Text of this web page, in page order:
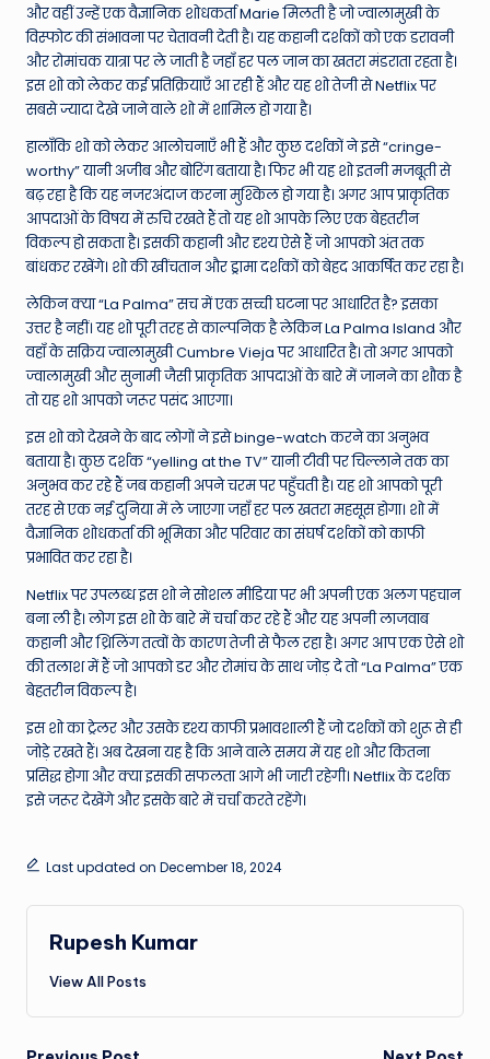
और वहीं उन्हें एक वैज्ञानिक शोधकर्ता Marie मिलती है जो ज्वालामुखी के
विस्फोट की संभावना पर चेतावनी देती है। यह कहानी दर्शकों को एक डरावनी
और रोमांचक यात्रा पर ले जाती है जहाँ हर पल जान का खतरा मंडराता रहता है।
इस शो को लेकर कई प्रतिक्रियाएँ आ रही हैं और यह शो तेजी से Netflix पर
सबसे ज्यादा देखे जाने वाले शो में शामिल हो गया है।
हालाँकि शो को लेकर आलोचनाएँ भी हैं और कुछ दर्शकों ने इसे “cringe-
worthy” यानी अजीब और बोरिंग बताया है। फिर भी यह शो इतनी मजबूती से
बढ़ रहा है कि यह नजरअंदाज करना मुश्किल हो गया है। अगर आप प्राकृतिक
आपदाओं के विषय में रुचि रखते हैं तो यह शो आपके लिए एक बेहतरीन
विकल्प हो सकता है। इसकी कहानी और दृश्य ऐसे हैं जो आपको अंत तक
बांधकर रखेंगे। शो की खींचतान और ड्रामा दर्शकों को बेहद आकर्षित कर रहा है।
लेकिन क्या “La Palma” सच में एक सच्ची घटना पर आधारित है? इसका
उत्तर है नहीं। यह शो पूरी तरह से काल्पनिक है लेकिन La Palma Island और
वहाँ के सक्रिय ज्वालामुखी Cumbre Vieja पर आधारित है। तो अगर आपको
ज्वालामुखी और सुनामी जैसी प्राकृतिक आपदाओं के बारे में जानने का शौक है
तो यह शो आपको जरूर पसंद आएगा।
इस शो को देखने के बाद लोगों ने इसे binge-watch करने का अनुभव
बताया है। कुछ दर्शक “yelling at the TV” यानी टीवी पर चिल्लाने तक का
अनुभव कर रहे हैं जब कहानी अपने चरम पर पहुँचती है। यह शो आपको पूरी
तरह से एक नई दुनिया में ले जाएगा जहाँ हर पल खतरा महसूस होगा। शो में
वैज्ञानिक शोधकर्ता की भूमिका और परिवार का संघर्ष दर्शकों को काफी
प्रभावित कर रहा है।
Netflix पर उपलब्ध इस शो ने सोशल मीडिया पर भी अपनी एक अलग पहचान
बना ली है। लोग इस शो के बारे में चर्चा कर रहे हैं और यह अपनी लाजवाब
कहानी और थ्रिलिंग तत्वों के कारण तेजी से फैल रहा है। अगर आप एक ऐसे शो
की तलाश में हैं जो आपको डर और रोमांच के साथ जोड़ दे तो “La Palma” एक
बेहतरीन विकल्प है।
इस शो का ट्रेलर और उसके दृश्य काफी प्रभावशाली हैं जो दर्शकों को शुरू से ही
जोड़े रखते हैं। अब देखना यह है कि आने वाले समय में यह शो और कितना
प्रसिद्ध होगा और क्या इसकी सफलता आगे भी जारी रहेगी। Netflix के दर्शक
इसे जरूर देखेंगे और इसके बारे में चर्चा करते रहेंगे।
Last updated on December 18, 2024
Rupesh Kumar
View All Posts